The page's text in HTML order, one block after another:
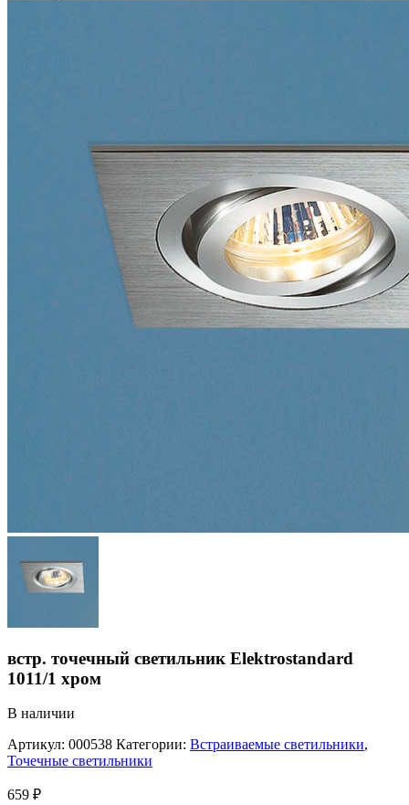
встр. точечный светильник Elektrostandard
1011/1 хром
В наличии
Артикул: 000538 Категории: Встраиваемые светильники,
Точечные светильники
659 ₽